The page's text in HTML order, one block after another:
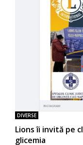
DIVERSE
Lions îi invită pe
glicemia